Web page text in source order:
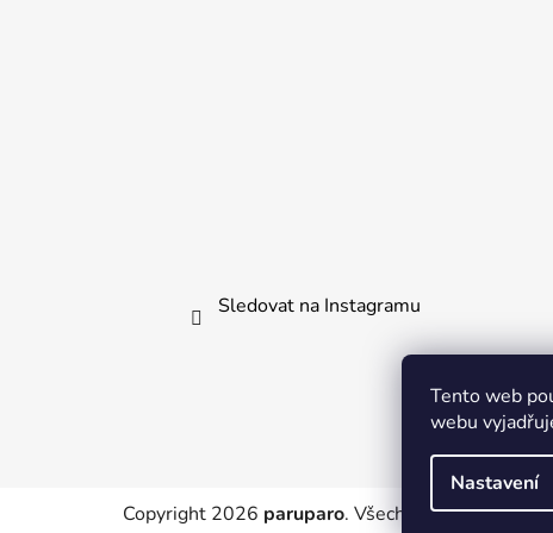
Tento web
webu
Nastavení
Sledovat na Instagramu
Copyright 2026 paruparo. Všechna práva